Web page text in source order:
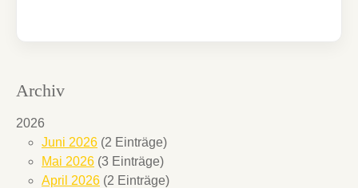
Archiv
2026
Juni 2026 (2 Einträge)
Mai 2026 (3 Einträge)
April 2026 (2 Einträge)